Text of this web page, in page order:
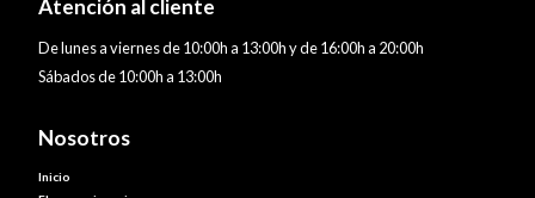
Atención al cliente
De lunes a viernes de 10:00h a 13:00h y de 16:00h a 20:00h
Sábados de 10:00h a 13:00h
Nosotros
Inicio